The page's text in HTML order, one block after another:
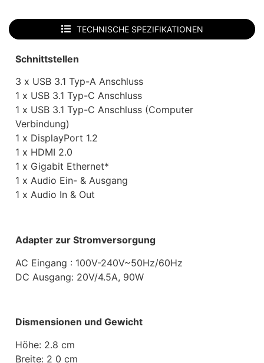
TECHNISCHE SPEZIFIKATIONEN
Schnittstellen
3 x USB 3.1 Typ-A Anschluss
1 x USB 3.1 Typ-C Anschluss
1 x USB 3.1 Typ-C Anschluss (Computer
Verbindung)
1 x DisplayPort 1.2
1 x HDMI 2.0
1 x Gigabit Ethernet*
1 x Audio Ein- & Ausgang
1 x Audio In & Out
Adapter zur Stromversorgung
AC Eingang : 100V-240V~50Hz/60Hz
DC Ausgang: 20V/4.5A, 90W
Dismensionen und Gewicht
Höhe: 2.8 cm
Breite: 2 0 cm